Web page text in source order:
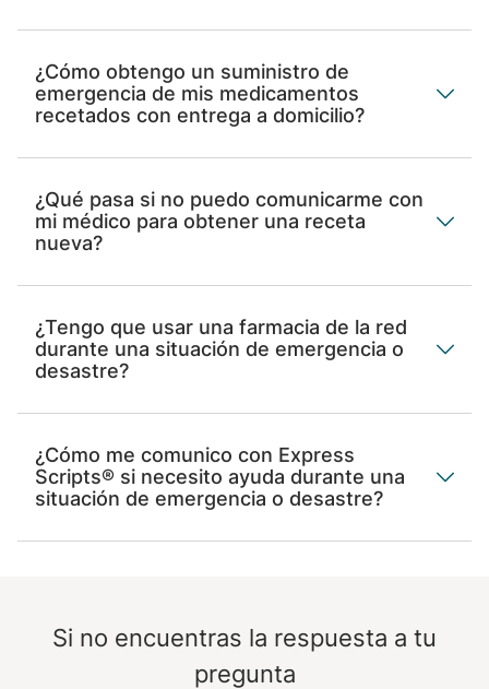
¿Cómo obtengo un suministro de
emergencia de mis medicamentos
recetados con entrega a domicilio?
¿Qué pasa si no puedo comunicarme con
mi médico para obtener una receta
nueva?
¿Tengo que usar una farmacia de la red
durante una situación de emergencia o
desastre?
¿Cómo me comunico con Express
Scripts® si necesito ayuda durante una
situación de emergencia o desastre?
Si no encuentras la respuesta a tu
pregunta